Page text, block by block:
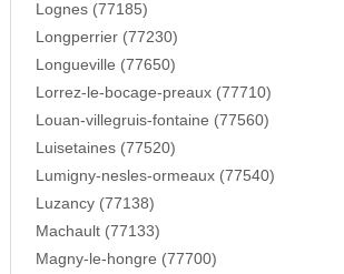
Lognes (77185)
Longperrier (77230)
Longueville (77650)
Lorrez-le-bocage-preaux (77710)
Louan-villegruis-fontaine (77560)
Luisetaines (77520)
Lumigny-nesles-ormeaux (77540)
Luzancy (77138)
Machault (77133)
Magny-le-hongre (77700)